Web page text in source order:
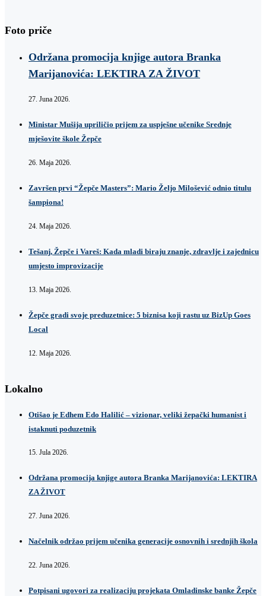
Foto priče
Održana promocija knjige autora Branka
Marijanovića: LEKTIRA ZA ŽIVOT
27. Juna 2026.
Ministar Mušija upriličio prijem za uspješne učenike Srednje
mješovite škole Žepče
26. Maja 2026.
Završen prvi “Žepče Masters”: Mario Željo Milošević odnio titulu
šampiona!
24. Maja 2026.
Tešanj, Žepče i Vareš: Kada mladi biraju znanje, zdravlje i zajednicu
umjesto improvizacije
13. Maja 2026.
Žepče gradi svoje preduzetnice: 5 biznisa koji rastu uz BizUp Goes
Local
12. Maja 2026.
Lokalno
Otišao je Edhem Edo Halilić – vizionar, veliki žepački humanist i
istaknuti poduzetnik
15. Jula 2026.
Održana promocija knjige autora Branka Marijanovića: LEKTIRA
ZA ŽIVOT
27. Juna 2026.
Načelnik održao prijem učenika generacije osnovnih i srednjih škola
22. Juna 2026.
Potpisani ugovori za realizaciju projekata Omladinske banke Žepče